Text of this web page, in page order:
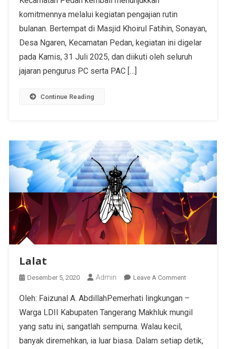
komitmennya melalui kegiatan pengajian rutin
bulanan. Bertempat di Masjid Khoirul Fatihin, Sonayan,
Desa Ngaren, Kecamatan Pedan, kegiatan ini digelar
pada Kamis, 31 Juli 2025, dan diikuti oleh seluruh
jajaran pengurus PC serta PAC […]
Continue Reading
Lalat
Desember 5, 2020 Admin Leave A Comment
Oleh: Faizunal A. AbdillahPemerhati lingkungan –
Warga LDII Kabupaten Tangerang Makhluk mungil
yang satu ini, sangatlah sempurna. Walau kecil,
banyak diremehkan, ia luar biasa. Dalam setiap detik,